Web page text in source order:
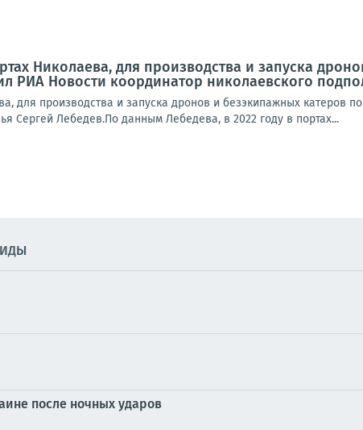
Николаева, для производства и запуска
РИА Новости координатор николаевского
для производства и запуска дронов и безэкипажных катеров
Сергей Лебедев.По данным Лебедева, в 2022 году в портах...
после ночных ударов